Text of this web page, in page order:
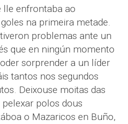
lle enfrontaba ao
na primeira metade.
problemas ante un
que en ningún momento
sorprender a un líder
tantos nos segundos
Deixouse moitas das
polos dous
o Mazaricos en Buño,